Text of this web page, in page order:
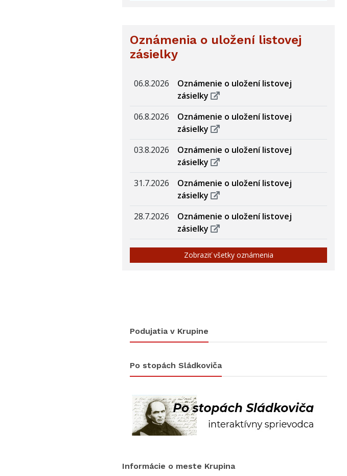
Oznámenia o uložení listovej
zásielky
06.8.2026
Oznámenie o uložení listovej
zásielky
06.8.2026
Oznámenie o uložení listovej
zásielky
03.8.2026
Oznámenie o uložení listovej
zásielky
31.7.2026
Oznámenie o uložení listovej
zásielky
28.7.2026
Oznámenie o uložení listovej
zásielky
Zobraziť všetky oznámenia
Podujatia v Krupine
Po stopách Sládkoviča
Informácie o meste Krupina